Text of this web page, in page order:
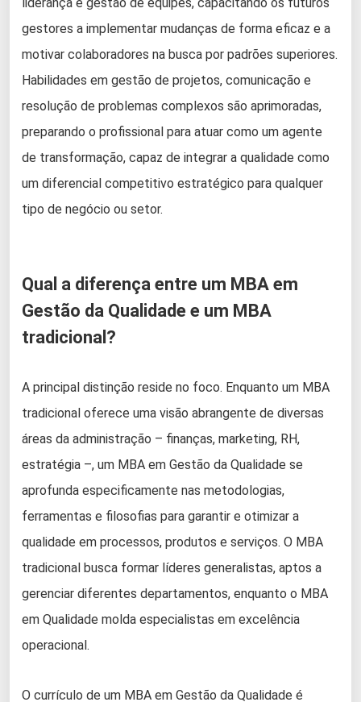
gestores a implementar mudanças de forma eficaz e a
motivar colaboradores na busca por padrões superiores.
Habilidades em gestão de projetos, comunicação e
resolução de problemas complexos são aprimoradas,
preparando o profissional para atuar como um agente
de transformação, capaz de integrar a qualidade como
um diferencial competitivo estratégico para qualquer
tipo de negócio ou setor.
Qual a diferença entre um MBA em
Gestão da Qualidade e um MBA
tradicional?
A principal distinção reside no foco. Enquanto um MBA
tradicional oferece uma visão abrangente de diversas
áreas da administração – finanças, marketing, RH,
estratégia –, um MBA em Gestão da Qualidade se
aprofunda especificamente nas metodologias,
ferramentas e filosofias para garantir e otimizar a
qualidade em processos, produtos e serviços. O MBA
tradicional busca formar líderes generalistas, aptos a
gerenciar diferentes departamentos, enquanto o MBA
em Qualidade molda especialistas em excelência
operacional.
O currículo de um MBA em Gestão da Qualidade é